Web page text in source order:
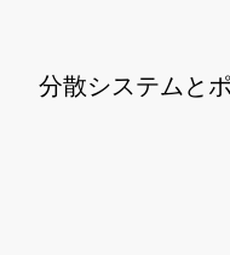
分散システムと